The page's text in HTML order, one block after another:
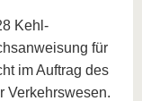
Kehl-
für
im Auftrag des
Verkehrswesen.